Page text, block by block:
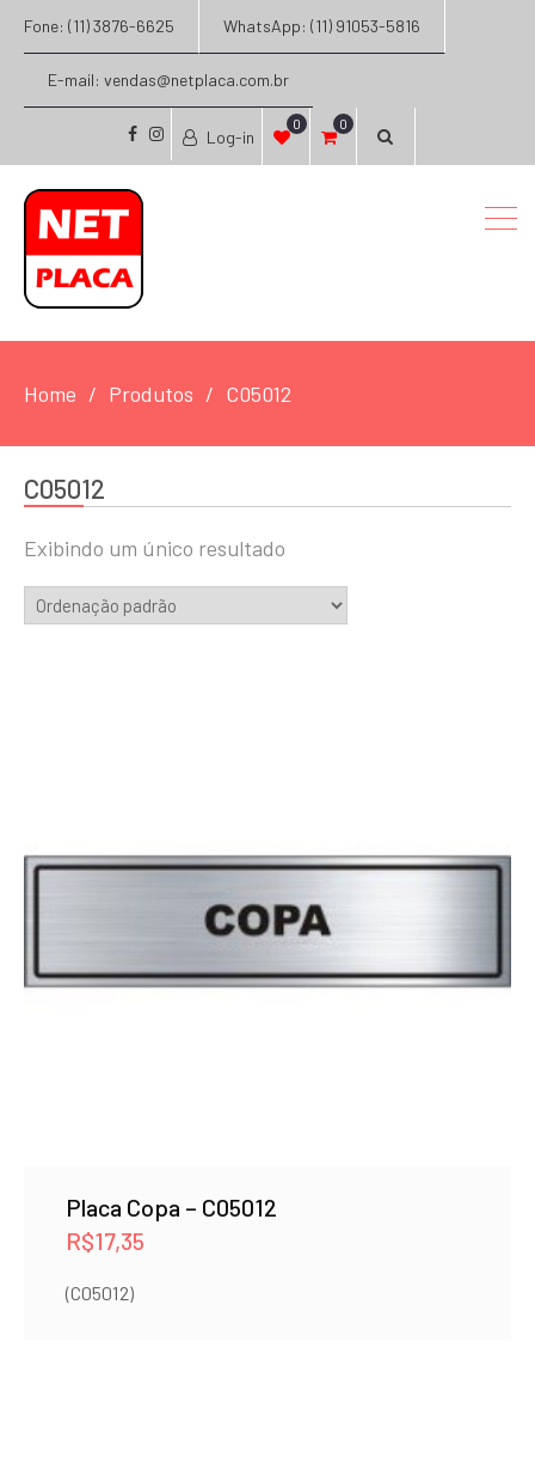
Fone: (11) 3876-6625 WhatsApp: (11) 91053-5816
E-mail: vendas@netplaca.com.br
facebook
instagram
Log-in
0 0
Home Produtos C05012
C05012
Exibindo um único resultado
Placa Copa – C05012
R$17,35
(C05012)